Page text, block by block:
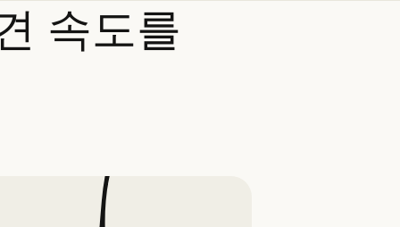
속도를